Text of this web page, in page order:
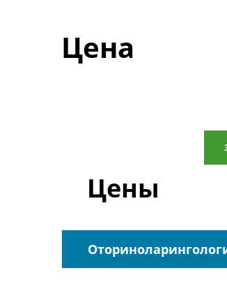
Цена
Цены